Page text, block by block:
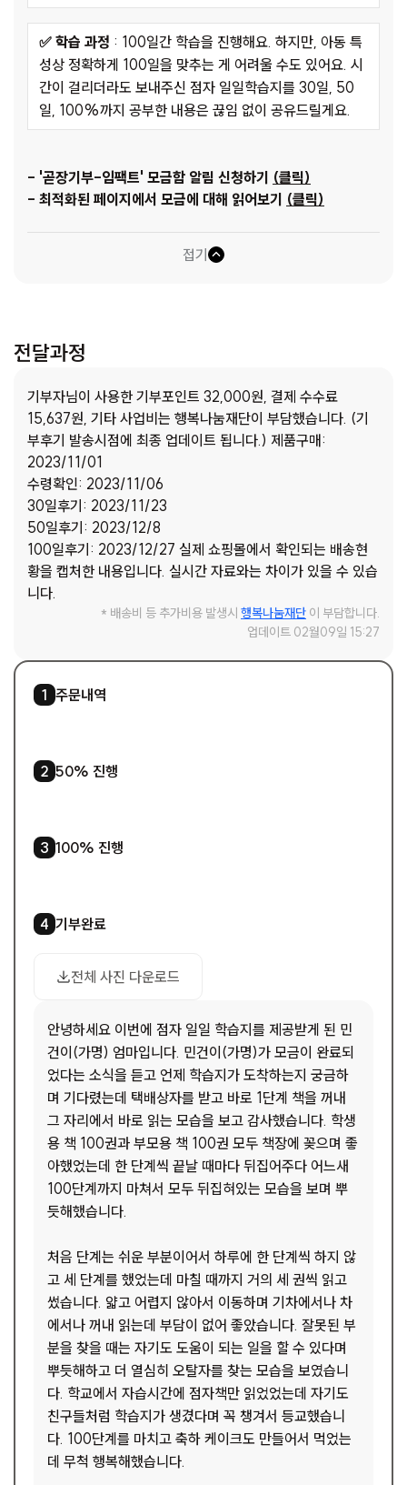
✅ 학습 과정 : 100일간 학습을 진행해요. 하지만, 아동 특
성상 정확하게 100일을 맞추는 게 어려울 수도 있어요. 시
간이 걸리더라도 보내주신 점자 일일학습지를 30일, 50
일, 100%까지 공부한 내용은 끊임 없이 공유드릴게요.
- '곧장기부-임팩트' 모금함 알림 신청하기 (클릭)
- 최적화된 페이지에서 모금에 대해 읽어보기 (클릭)
접기
전달과정
기부자님이 사용한 기부포인트 32,000원, 결제 수수료
15,637원, 기타 사업비는 행복나눔재단이 부담했습니다. (기
부후기 발송시점에 최종 업데이트 됩니다.) 제품구매:
2023/11/01
수령확인: 2023/11/06
30일후기: 2023/11/23
50일후기: 2023/12/8
100일후기: 2023/12/27 실제 쇼핑몰에서 확인되는 배송현
황을 캡처한 내용입니다. 실시간 자료와는 차이가 있을 수 있습
니다.
* 배송비 등 추가비용 발생시 행복나눔재단 이 부담합니다.
업데이트 02월09일 15:27
1 주문내역
2 50% 진행
3 100% 진행
4 기부완료
전체 사진 다운로드
안녕하세요 이번에 점자 일일 학습지를 제공받게 된 민
건이(가명) 엄마입니다. 민건이(가명)가 모금이 완료되
었다는 소식을 듣고 언제 학습지가 도착하는지 궁금하
며 기다렸는데 택배상자를 받고 바로 1단계 책을 꺼내
그 자리에서 바로 읽는 모습을 보고 감사했습니다. 학생
용 책 100권과 부모용 책 100권 모두 책장에 꽂으며 좋
아했었는데 한 단계씩 끝날 때마다 뒤집어주다 어느새
100단계까지 마쳐서 모두 뒤집혀있는 모습을 보며 뿌
듯해했습니다.
처음 단계는 쉬운 부분이어서 하루에 한 단계씩 하지 않
고 세 단계를 했었는데 마칠 때까지 거의 세 권씩 읽고
썼습니다. 얇고 어렵지 않아서 이동하며 기차에서나 차
에서나 꺼내 읽는데 부담이 없어 좋았습니다. 잘못된 부
분을 찾을 때는 자기도 도움이 되는 일을 할 수 있다며
뿌듯해하고 더 열심히 오탈자를 찾는 모습을 보였습니
다. 학교에서 자습시간에 점자책만 읽었었는데 자기도
친구들처럼 학습지가 생겼다며 꼭 챙겨서 등교했습니
다. 100단계를 마치고 축하 케이크도 만들어서 먹었는
데 무척 행복해했습니다.